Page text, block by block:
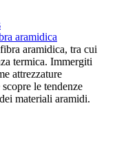
aramidica
aramidica, tra cui
termica. Immergiti
attrezzature
le tendenze
materiali aramidi.